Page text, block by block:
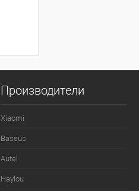
Производители
Xiaomi
Baseus
Autel
Haylou